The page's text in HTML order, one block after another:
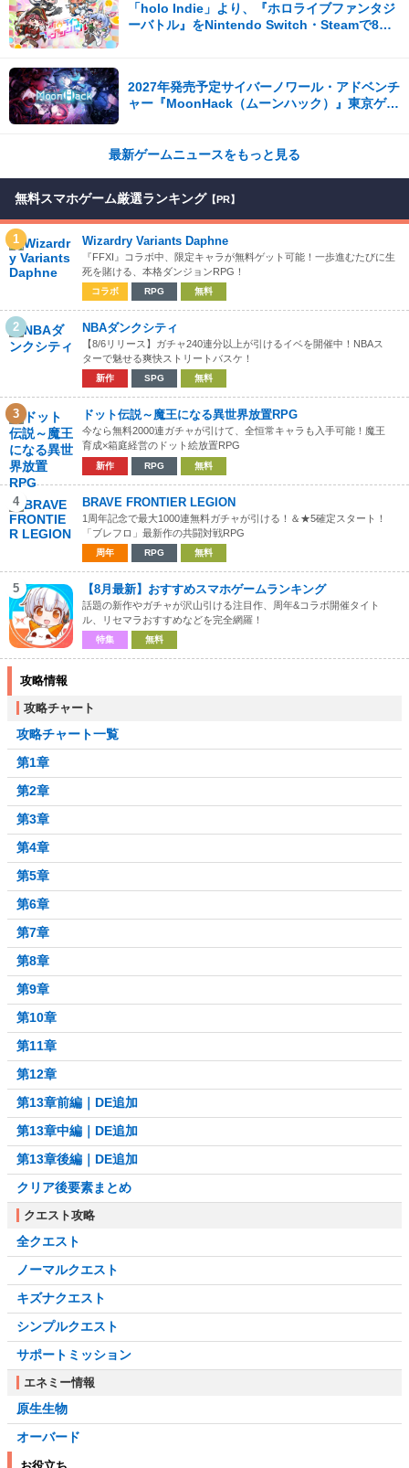
「holo Indie」より、『ホロライブファンタジ
ーバトル』をNintendo Switch・Steamで8月7
2027年発売予定サイバーノワール・アドベンチ
ャー『MoonHack（ムーンハック）』東京ゲー
最新ゲームニュースをもっと見る
無料スマホゲーム厳選ランキング 【PR】
1 Wizardry Variants Daphne
『FFXI』コラボ中、限定キャラが無料ゲット可能！一歩進むたびに生
死を賭ける、本格ダンジョンRPG！
コラボ RPG 無料
2 NBAダンクシティ
【8/6リリース】ガチャ240連分以上が引けるイベを開催中！NBAス
ターで魅せる爽快ストリートバスケ！
新作 SPG 無料
3 ドット伝説～魔王になる異世界放置RPG
今なら無料2000連ガチャが引けて、全恒常キャラも入手可能！魔王
育成×箱庭経営のドット絵放置RPG
新作 RPG 無料
4 BRAVE FRONTIER LEGION
1周年記念で最大1000連無料ガチャが引ける！＆★5確定スタート！
「ブレフロ」最新作の共闘対戦RPG
周年 RPG 無料
5 【8月最新】おすすめスマホゲームランキング
話題の新作やガチャが沢山引ける注目作、周年&コラボ開催タイト
ル、リセマラおすすめなどを完全網羅！
特集 無料
攻略情報
攻略チャート
攻略チャート一覧
第1章
第2章
第3章
第4章
第5章
第6章
第7章
第8章
第9章
第10章
第11章
第12章
第13章前編｜DE追加
第13章中編｜DE追加
第13章後編｜DE追加
クリア後要素まとめ
クエスト攻略
全クエスト
ノーマルクエスト
キズナクエスト
シンプルクエスト
サポートミッション
エネミー情報
原生生物
オーバード